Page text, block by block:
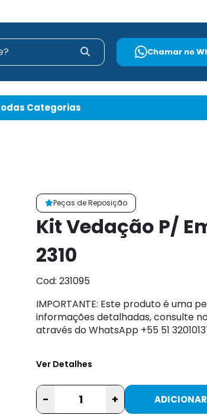
Chamar no
Categorias
Peças de Reposição
Kit Vedação P/
2310
Cod: 231095
IMPORTANTE: Este produto é uma
informações detalhadas, consulte
através do WhatsApp +55 51
Ver Detalhes
- +